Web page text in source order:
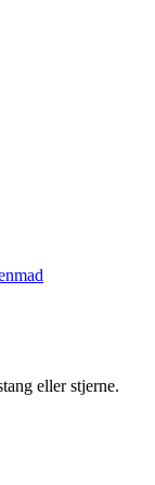
eller stjerne.